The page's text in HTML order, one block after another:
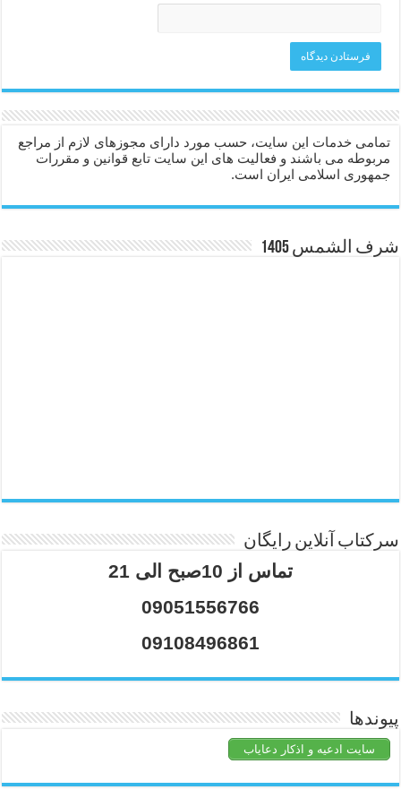
تمامی خدمات این سایت، حسب مورد دارای مجوزهای لازم از مراجع
مربوطه می باشند و فعالیت های این سایت تابع قوانین و مقررات
جمهوری اسلامی ایران است.
شرف الشمس 1405
سرکتاب آنلاین رایگان
تماس از 10صبح الی 21
09051556766
09108496861
پیوندها
سایت ادعیه و اذکار دعایاب